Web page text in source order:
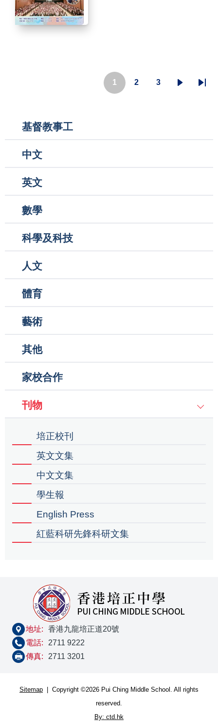
目
1 2 3
Last
Main
navigation
基督教事工
中文
英文
數學
科學及科技
人文
體育
藝術
其他
家校合作
刊物
培正校刊
英文文集
中文文集
學生報
English Press
紅藍科研先鋒科研文集
地址:
香港九龍培正道20號
電話:
2711 9222
傳真:
2711 3201
Sitemap | Copyright ©2026 Pui Ching Middle School. All rights
reserved.
By: ctd.hk